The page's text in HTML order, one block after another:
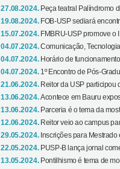
27.08.2024. Peça teatral Palíndromo
19.08.2024. FOB-USP sediará
15.07.2024. FMBRU-USP promove o
04.07.2024.Comunicação,
04.07.2024. Horário de
04.07.2024. 1º Encontro de Pós-
21.06.2024. Reitor da USP participou
13.06.2024.Acontece em Bauru
13.06.2024. Parceria é o tema da
12.06.2024. Reitor veio ao campus
29.05.2024. Inscrições para
22.05.2024. PUSP-B lança jornal
13.05.2024. Pontilhismo é tema de